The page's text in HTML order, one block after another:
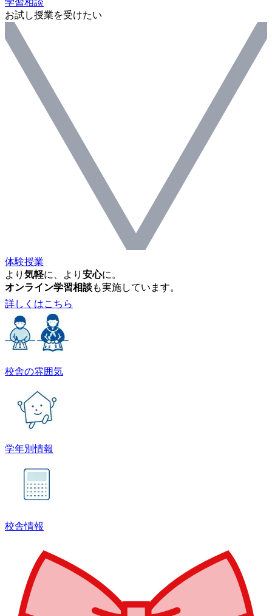
学習相談
お試し授業を受けたい
体験授業
より 気軽に、より 安心に。
オンライン学習相談も実施しています。
詳しくはこちら
校舎の雰囲気
学年別情報
校舎情報